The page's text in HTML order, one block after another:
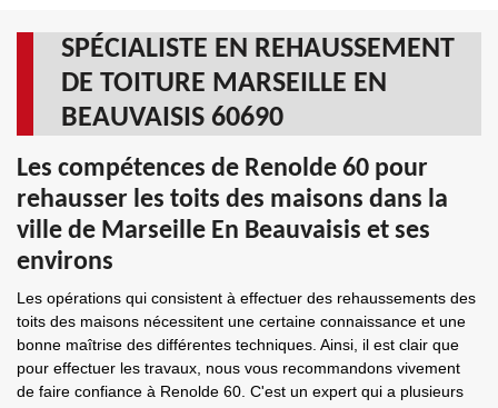
SPÉCIALISTE EN REHAUSSEMENT
DE TOITURE MARSEILLE EN
BEAUVAISIS 60690
Les compétences de Renolde 60 pour
rehausser les toits des maisons dans la
ville de Marseille En Beauvaisis et ses
environs
Les opérations qui consistent à effectuer des rehaussements des
toits des maisons nécessitent une certaine connaissance et une
bonne maîtrise des différentes techniques. Ainsi, il est clair que
pour effectuer les travaux, nous vous recommandons vivement
de faire confiance à Renolde 60. C'est un expert qui a plusieurs